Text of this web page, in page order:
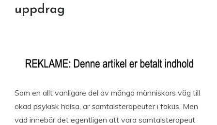
uppdrag
Som en allt vanligare del av många människors väg till
ökad psykisk hälsa, är samtalsterapeuter i fokus. Men
vad innebär det egentligen att vara samtalsterapeut